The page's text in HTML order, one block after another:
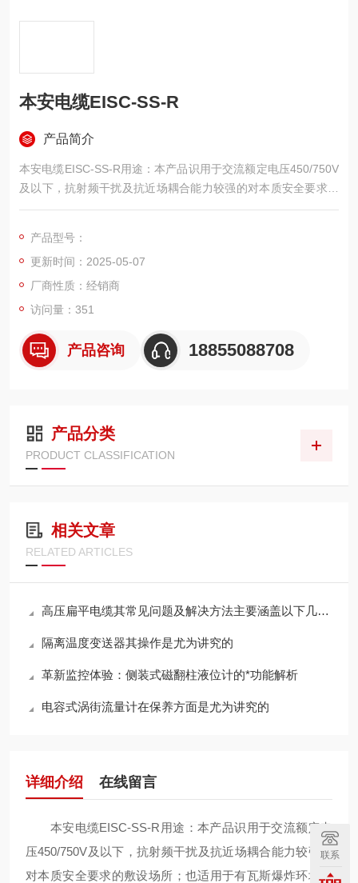
本安电缆EISC-SS-R
产品简介
本安电缆EISC-SS-R用途：本产品识用于交流额定电压450/750V
及以下，抗射频干扰及抗近场耦合能力较强的对本质安全要求的
敷设场所；也适用于有瓦斯爆炸环境运作的工业部门的集散系统
准)：本企业标准主要技术指标系参照IEC227(1979)出版物及英
国BS5308Part1标准资料编制 本安电缆EISC-SS-R使用条件： 1)
额定电压为450/750V。 2) 电缆导体的长期允许工作温度为7
0℃。 3) 电缆的敷设温度应不低于0℃，允许推荐的弯曲半径无
径的12倍。
产品型号：
更新时间：2025-05-07
厂商性质：经销商
访问量：351
产品咨询 18855088708
产品分类
PRODUCT CLASSIFICATION
相关文章
RELATED ARTICLES
高压扁平电缆其常见问题及解决方法主要涵盖以下几个方面
隔离温度变送器其操作是尤为讲究的
革新监控体验：侧装式磁翻柱液位计的*功能解析
电容式涡街流量计在保养方面是尤为讲究的
详细介绍 在线留言
本安电缆EISC-SS-R用途：本产品识用于交流额定电
压450/750V及以下，抗射频干扰及抗近场耦合能力较强的
对本质安全要求的敷设场所；也适用于有瓦斯爆炸环境运
联系